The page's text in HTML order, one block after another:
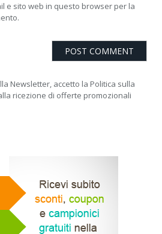
e sito web in questo browser per la
Newsletter, accetto la Politica sulla
ricezione di offerte promozionali